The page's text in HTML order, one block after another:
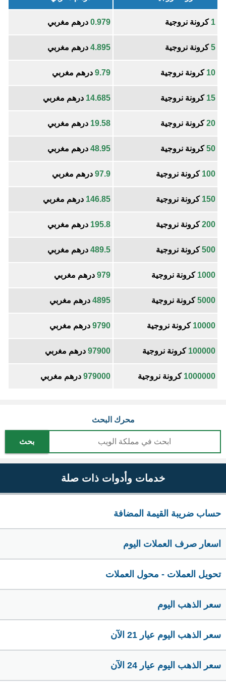
1 كرونة نروجية 0.979 درهم مغربي
5كرونة نروجية 4.895 درهم مغربي
10 كرونة نروجية 9.79 درهم مغربي
15 كرونة نروجية 14.685 درهم مغربي
20كرونة نروجية 19.58 درهم مغربي
50كرونة نروجية 48.95 درهم مغربي
100 كرونة نروجية 97.9 درهم مغربي
150 كرونة نروجية 146.85 درهم مغربي
200كرونة نروجية 195.8 درهم مغربي
500كرونة نروجية 489.5 درهم مغربي
1000 كرونة نروجية 979 درهم مغربي
5000كرونة نروجية 4895 درهم مغربي
10000 كرونة نروجية 9790 درهم مغربي
100000 كرونة نروجية 97900 درهم مغربي
1000000 كرونة نروجية 979000 درهم مغربي
محرك البحث
بحث
خدمات وأدوات ذات صلة
حساب ضريبة القيمة المضافة
اسعار صرف العملات اليوم
تحويل العملات - محول العملات
سعر الذهب اليوم
سعر الذهب اليوم عيار 21 الآن
سعر الذهب اليوم عيار 24 الآن